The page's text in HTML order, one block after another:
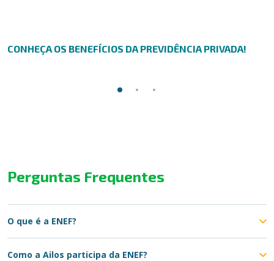
CONHEÇA OS BENEFÍCIOS DA PREVIDÊNCIA PRIVADA!
Perguntas Frequentes
O que é a ENEF?
Como a Ailos participa da ENEF?